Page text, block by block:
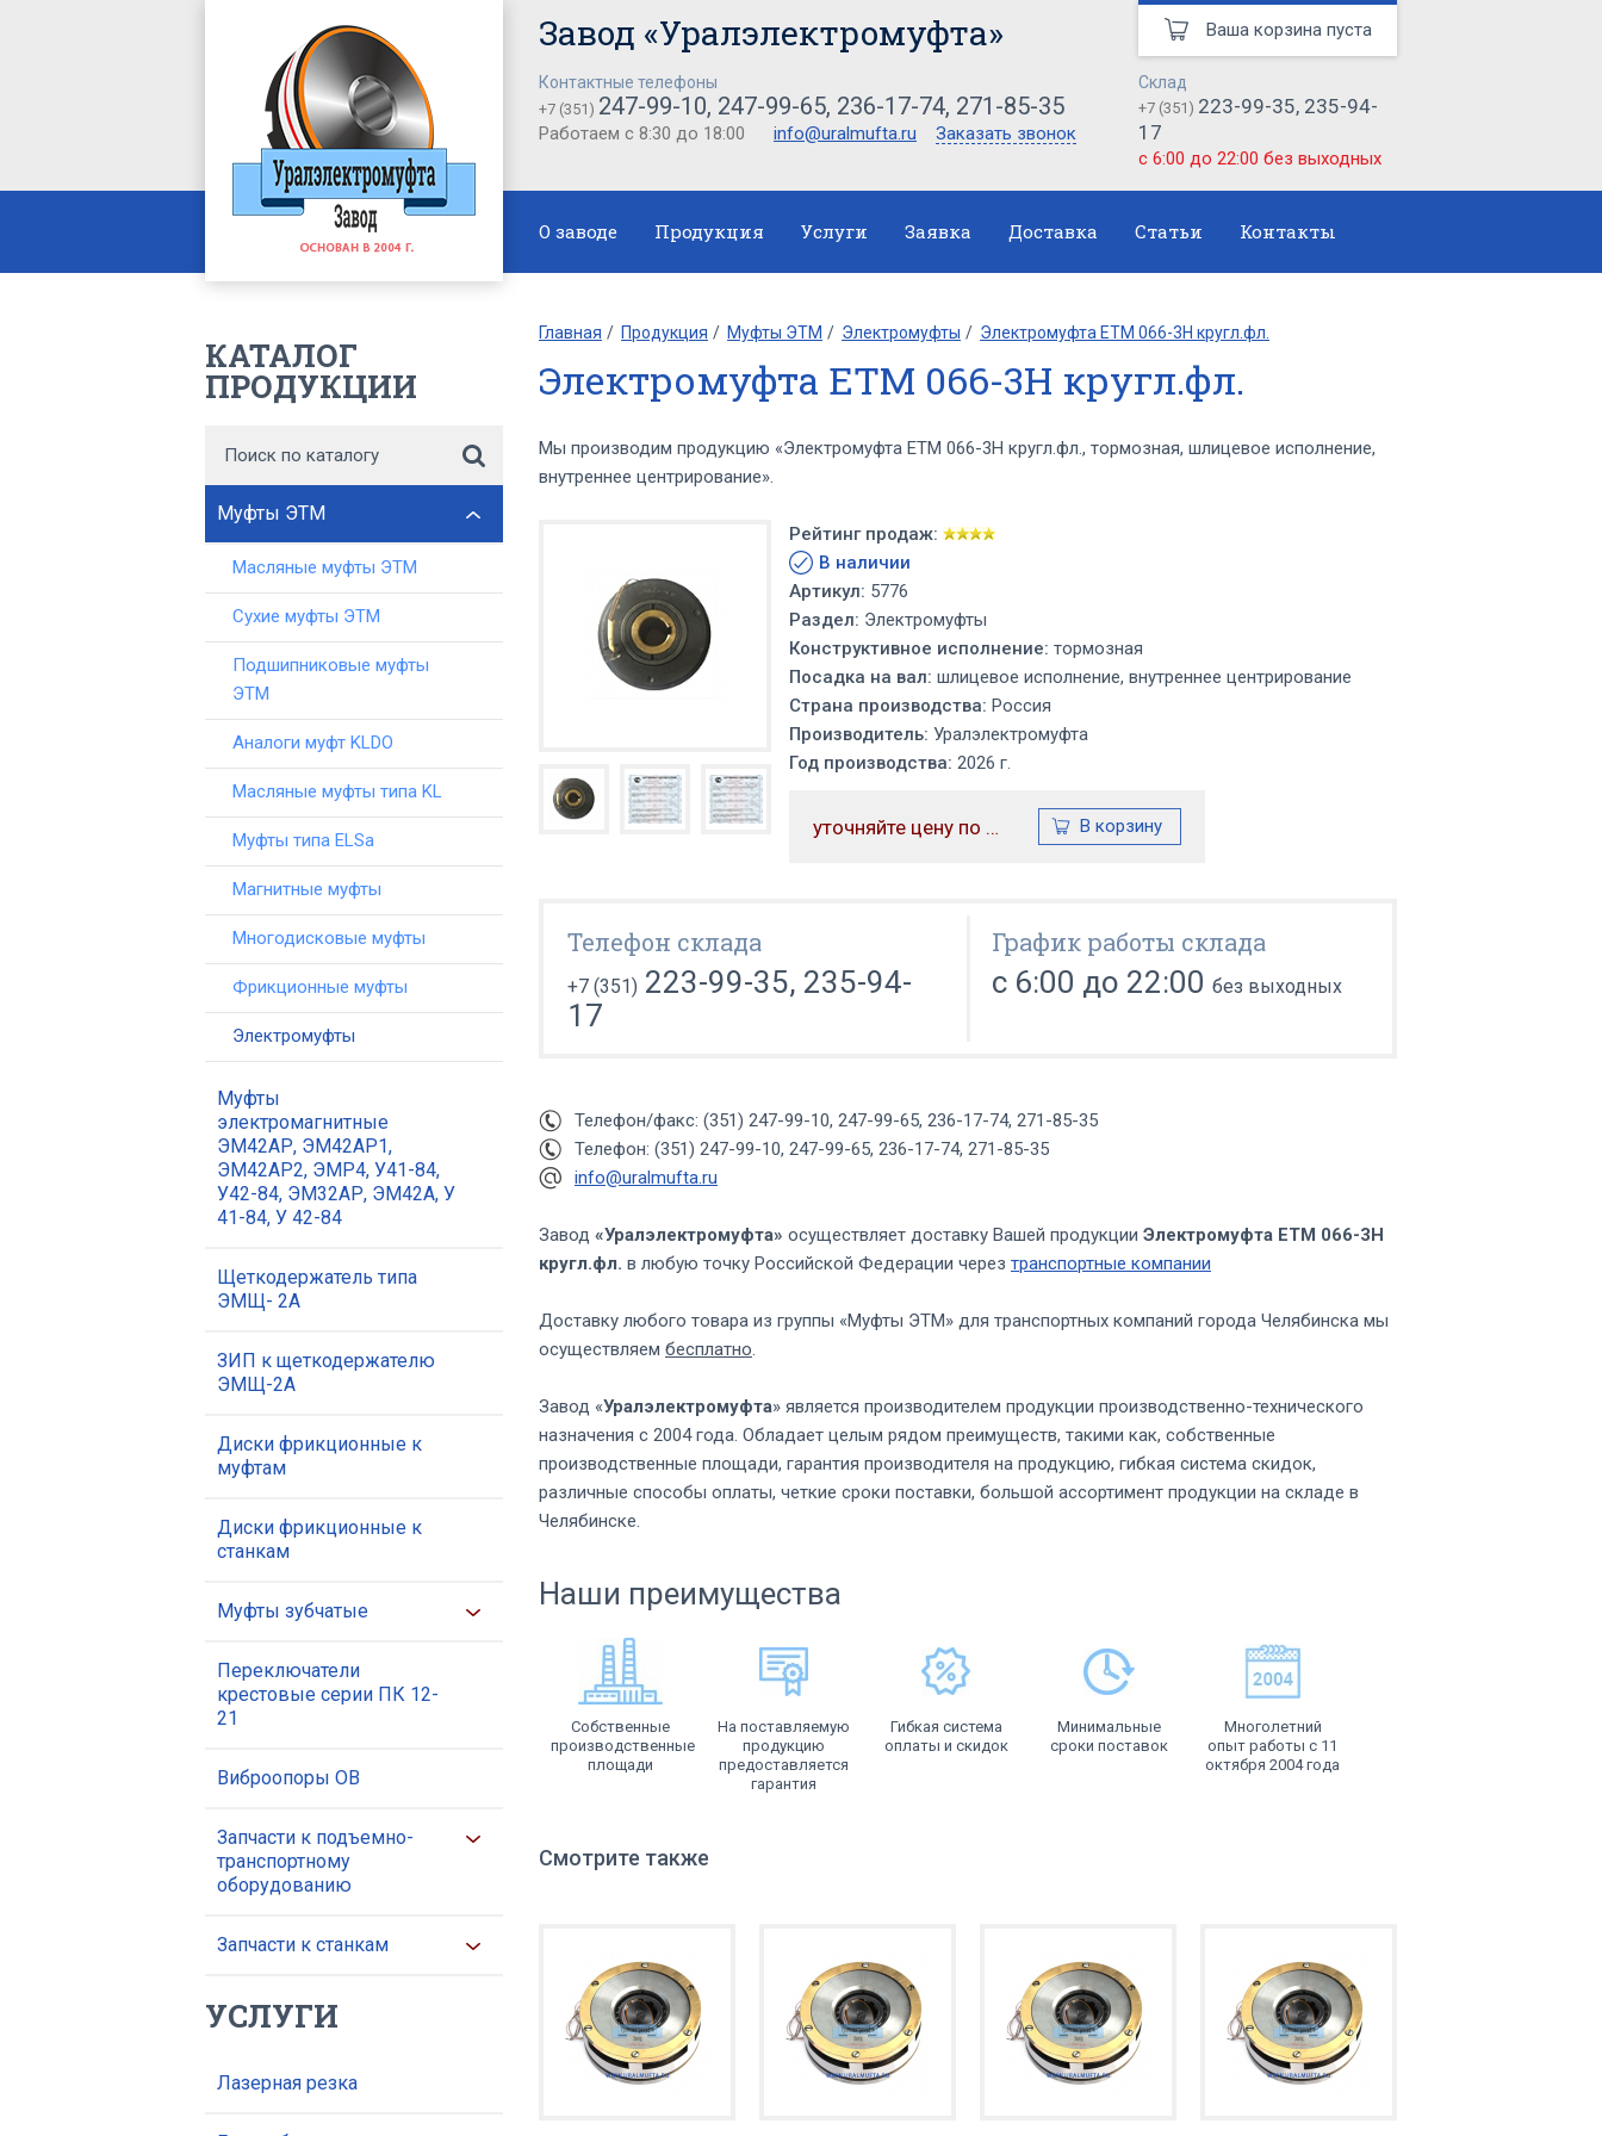
Завод «Уралэлектромуфта»
Контактные телефоны
+7 (351) 247-99-10, 247-99-65, 236-17-74, 271-85-35
Работаем с 8:30 до 18:00 info@uralmufta.ru Заказать звонок
Склад
+7 (351) 223-99-35, 235-94-
17
с 6:00 до 22:00 без выходных
Ваша корзина пуста
О заводе Продукция Услуги Заявка Доставка Статьи Контакты
КАТАЛОГ
ПРОДУКЦИИ
Муфты ЭТМ
Масляные муфты ЭТМ
Сухие муфты ЭТМ
Подшипниковые муфты
ЭТМ
Аналоги муфт KLDO
Масляные муфты типа KL
Муфты типа ELSa
Магнитные муфты
Многодисковые муфты
Фрикционные муфты
Электромуфты
Муфты
электромагнитные
ЭМ42АР, ЭМ42АР1,
ЭМ42АР2, ЭМР4, У41-84,
У42-84, ЭМ32АР, ЭМ42А, У
41-84, У 42-84
Щеткодержатель типа
ЭМЩ- 2А
ЗИП к щеткодержателю
ЭМЩ-2А
Диски фрикционные к
муфтам
Диски фрикционные к
станкам
Муфты зубчатые
Переключатели
крестовые серии ПК 12-
21
Виброопоры ОВ
Запчасти к подъемно-
транспортному
оборудованию
Запчасти к станкам
УСЛУГИ
Лазерная резка
Главная Продукция Муфты ЭТМ Электромуфты Электромуфта ЕТМ 066-3Н кругл.фл.
Электромуфта ЕТМ 066-3Н кругл.фл.
Мы производим продукцию «Электромуфта ЕТМ 066-3Н кругл.фл., тормозная, шлицевое исполнение,
внутреннее центрирование».
Рейтинг продаж:
В наличии
Артикул: 5776
Раздел: Электромуфты
Конструктивное исполнение: тормозная
Посадка на вал: шлицевое исполнение, внутреннее центрирование
Страна производства: Россия
Производитель: Уралэлектромуфта
Год производства: 2026 г.
уточняйте цену по телефону
Телефон склада
+7 (351) 223-99-35, 235-94-
17
График работы склада
с 6:00 до 22:00 без выходных
Телефон/факс: (351) 247-99-10, 247-99-65, 236-17-74, 271-85-35
Телефон: (351) 247-99-10, 247-99-65, 236-17-74, 271-85-35
info@uralmufta.ru
Завод «Уралэлектромуфта» осуществляет доставку Вашей продукции Электромуфта ЕТМ 066-3Н
кругл.фл. в любую точку Российской Федерации через транспортные компании
Доставку любого товара из группы «Муфты ЭТМ» для транспортных компаний города Челябинска мы
осуществляем бесплатно.
Завод «Уралэлектромуфта» является производителем продукции производственно-технического
назначения с 2004 года. Обладает целым рядом преимуществ, такими как, собственные
производственные площади, гарантия производителя на продукцию, гибкая система скидок,
различные способы оплаты, четкие сроки поставки, большой ассортимент продукции на складе в
Челябинске.
Наши преимущества
Собственные
производственные
площади
На поставляемую
продукцию
предоставляется
гарантия
Гибкая система
оплаты и скидок
Минимальные
сроки поставок
Многолетний
опыт работы с 11
октября 2004 года
Смотрите также